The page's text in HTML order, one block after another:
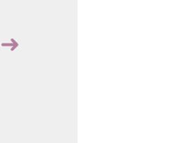
➜Étape suivante